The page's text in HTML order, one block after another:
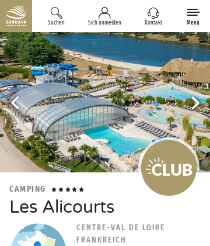
Suchen Sich anmelden Kontakt Menü
CAMPING
Les Alicourts
CENTRE-VAL DE LOIRE
FRANKREICH